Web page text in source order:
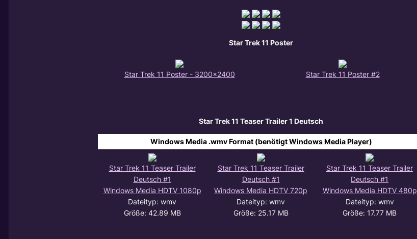
Star Trek 11 Poster
Star Trek 11 Poster - 3200x2400 Star Trek 11 Poster #2
Star Trek 11 Teaser Trailer 1 Deutsch
Windows Media .wmv Format (benötigtWindows Media Player)
Star Trek 11 Teaser Trailer
Deutsch #1
Windows Media HDTV 1080p
Dateityp: wmv
Größe: 42.89 MB
Star Trek 11 Teaser Trailer
Deutsch #1
Windows Media HDTV 720p
Dateityp: wmv
Größe: 25.17 MB
Star Trek 11 Teaser Trailer
Deutsch #1
Windows Media HDTV 480p
Dateityp: wmv
Größe: 17.77 MB